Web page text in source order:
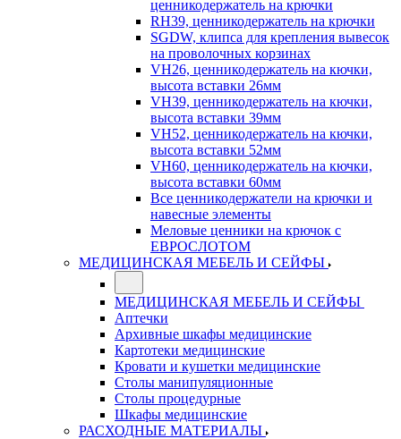
ценникодержатель на крючки
RH39, ценникодержатель на крючки
SGDW, клипса для крепления вывесок
на проволочных корзинах
VH26, ценникодержатель на кючки,
высота вставки 26мм
VH39, ценникодержатель на кючки,
высота вставки 39мм
VH52, ценникодержатель на кючки,
высота вставки 52мм
VH60, ценникодержатель на кючки,
высота вставки 60мм
Все ценникодержатели на крючки и
навесные элементы
Меловые ценники на крючок с
ЕВРОСЛОТОМ
МЕДИЦИНСКАЯ МЕБЕЛЬ И СЕЙФЫ
МЕДИЦИНСКАЯ МЕБЕЛЬ И СЕЙФЫ
Аптечки
Архивные шкафы медицинские
Картотеки медицинские
Кровати и кушетки медицинские
Столы манипуляционные
Столы процедурные
Шкафы медицинские
РАСХОДНЫЕ МАТЕРИАЛЫ